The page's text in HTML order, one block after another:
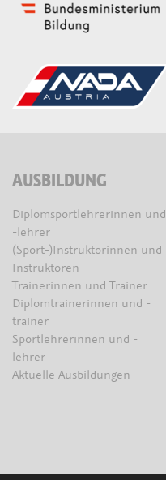
AUSBILDUNG
Diplomsportlehrerinnen und
-lehrer
(Sport-)Instruktorinnen und
Instruktoren
Trainerinnen und Trainer
Diplomtrainerinnen und -
trainer
Sportlehrerinnen und -
lehrer
Aktuelle Ausbildungen